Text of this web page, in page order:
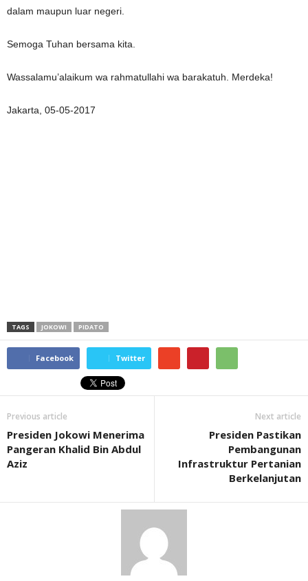
dalam maupun luar negeri.
Semoga Tuhan bersama kita.
Wassalamu’alaikum wa rahmatullahi wa barakatuh. Merdeka!
Jakarta, 05-05-2017
TAGS JOKOWI PIDATO
Facebook Twitter
Previous article
​Presiden Jokowi Menerima
Pangeran Khalid Bin Abdul
Aziz
Next article
Presiden Pastikan
Pembangunan
Infrastruktur Pertanian
Berkelanjutan